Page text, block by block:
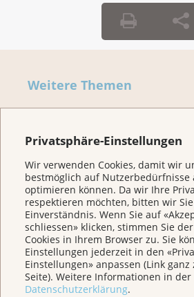
Privatsphäre-Einstellungen
Wir verwenden Cookies, damit wir
bestmöglich auf Nutzerbedürfnisse
optimieren können. Da wir Ihre
respektieren möchten, bitten wir
Einverständnis. Wenn Sie auf
schliessen» klicken, stimmen Sie
Cookies in Ihrem Browser zu. Sie
Einstellungen jederzeit in den
Einstellungen» anpassen (Link
Seite). Weitere Informationen in der
Datenschutzerklärung.
Weitere Themen
Für Betroffene &
Prävention
Veranstaltungen/